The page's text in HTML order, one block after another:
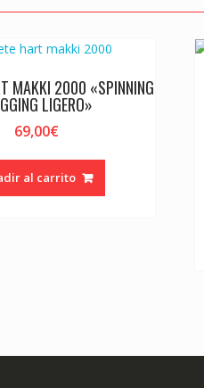
MAKKI 2000 «SPINNING
LIGERO»
69,00€
al carrito